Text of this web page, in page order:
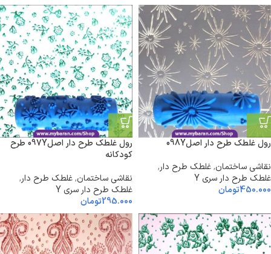
رول غلطک طرح دار اصل098Y
نقاشی ساختمان,غلطک طرح دار,
غلطک طرح دار سری Y
450.000تومان
رول غلطک طرح دار اصل097Y طرح
کودکانه
نقاشی ساختمان,غلطک طرح دار,
غلطک طرح دار سری Y
295.000تومان